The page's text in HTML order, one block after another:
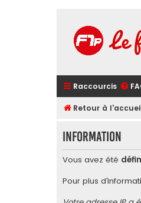
Raccourcis
Retour à
Information
Vous avez été
Pour plus